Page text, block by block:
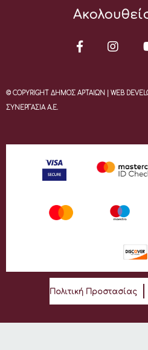
© COPYRIGHT ΔΗΜΟΣ ΑΡΤΑΙΩΝ | WEB
ΣΥΝΕΡΓΑΣΙΑ Α.Ε.
Πολιτική Προστασίας